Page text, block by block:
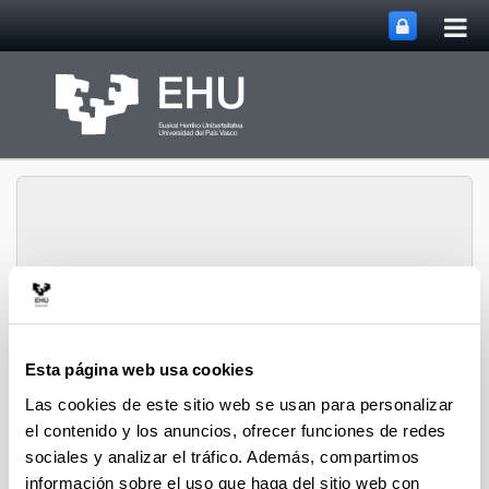
Esta página web usa cookies
Las cookies de este sitio web se usan para personalizar
el contenido y los anuncios, ofrecer funciones de redes
sociales y analizar el tráfico. Además, compartimos
información sobre el uso que haga del sitio web con
Tesis doctorales de 2007